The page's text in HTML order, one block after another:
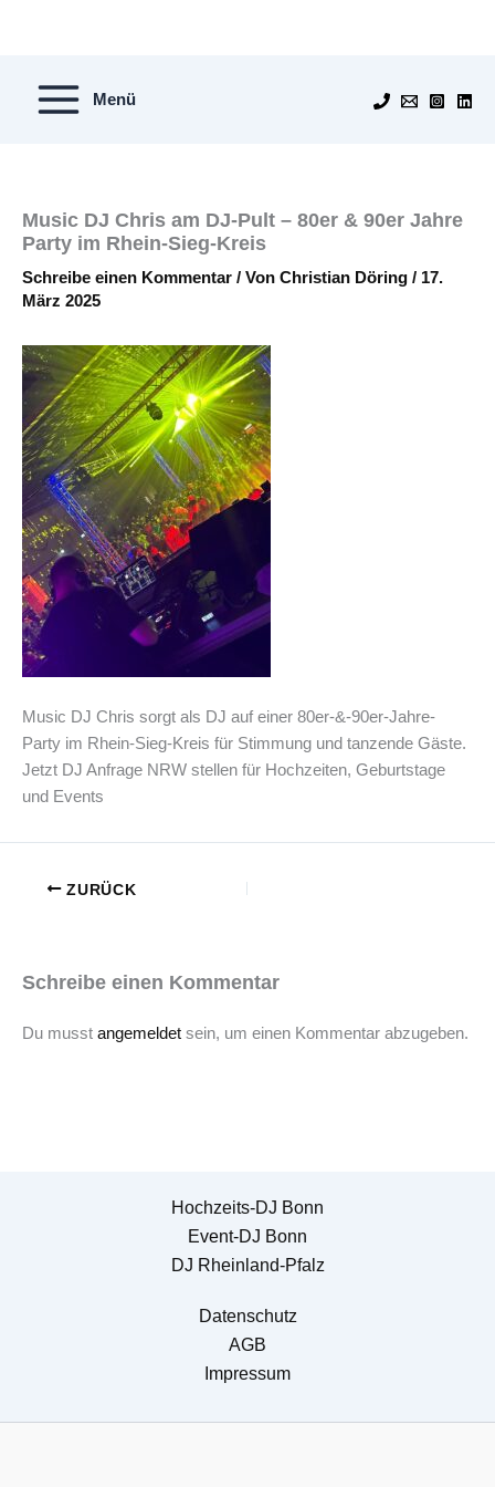
Menü
Music DJ Chris am DJ-Pult – 80er & 90er Jahre
Party im Rhein-Sieg-Kreis
Schreibe einen Kommentar / Von Christian Döring / 17.
März 2025
Music DJ Chris sorgt als DJ auf einer 80er-&-90er-Jahre-
Party im Rhein-Sieg-Kreis für Stimmung und tanzende Gäste.
Jetzt DJ Anfrage NRW stellen für Hochzeiten, Geburtstage
und Events
ZURÜCK
Schreibe einen Kommentar
Du musst angemeldet sein, um einen Kommentar abzugeben.
Hochzeits-DJ Bonn
Event-DJ Bonn
DJ Rheinland-Pfalz
Datenschutz
AGB
Impressum